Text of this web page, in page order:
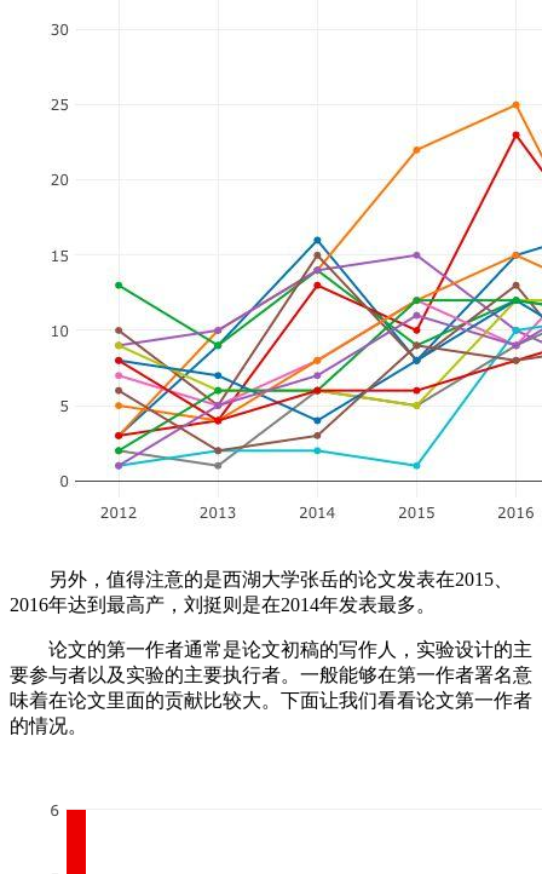
另外，值得注意的是西湖大学张岳的论文发表在2015、
2016年达到最高产，刘挺则是在2014年发表最多。
论文的第一作者通常是论文初稿的写作人，实验设计的主
要参与者以及实验的主要执行者。一般能够在第一作者署名意
味着在论文里面的贡献比较大。下面让我们看看论文第一作者
的情况。